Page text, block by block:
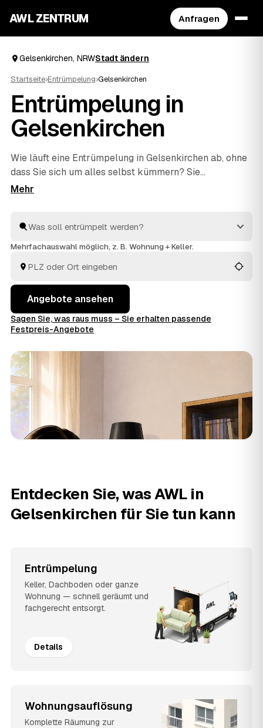
AWL ZENTRUM Anfragen
Gelsenkirchen, NRWStadt ändern
Startseite›Entrümpelung›Gelsenkirchen
Entrümpelung in
Gelsenkirchen
Wie läuft eine Entrümpelung in Gelsenkirchen ab, ohne
dass Sie sich um alles selbst kümmern? Sie
beschreiben bei AWL einmal, was weg soll – vom
Anbieter aus NRW mit verbindlichen Festpreisen. Sie
wählen das beste Angebot aus, der Rest passiert vor
entsorgen.
Mehrfachauswahl möglich, z. B. Wohnung + Keller.
Angebote ansehen
Sagen Sie, was raus muss – Sie erhalten passende
Festpreis-Angebote
Entdecken Sie, was AWL in
Gelsenkirchen für Sie tun kann
Entrümpelung
Keller, Dachboden oder ganze
Wohnung — schnell geräumt und
fachgerecht entsorgt.
Details
Wohnungsauflösung
Komplette Räumung zur